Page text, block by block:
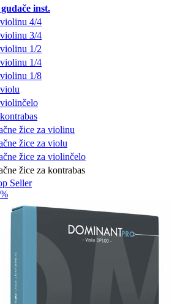
inst.
4/4
3/4
1/2
1/4
1/8
žice za violinu
žice za violu
žice za violinčelo
žice za kontrabas
Seller